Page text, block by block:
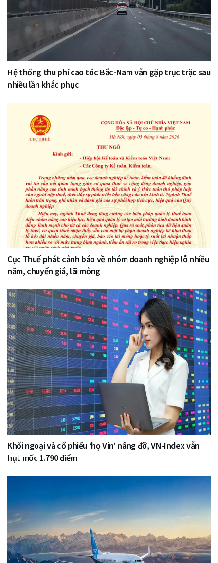
Hệ thống thu phí cao tốc Bắc-Nam vẫn gặp trục trặc sau
nhiều lần khắc phục
Cục Thuế phát cảnh báo về nhóm doanh nghiệp lỗ nhiều
năm, chuyển giá, lãi mỏng
Khối ngoại và cổ phiếu ‘họ Vin’ nâng đỡ, VN-Index vẫn
hụt mốc 1.790 điểm